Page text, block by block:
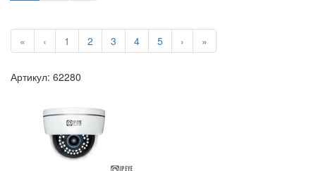
« ‹ 1 2 3 4 5 › »
Артикул: 62280